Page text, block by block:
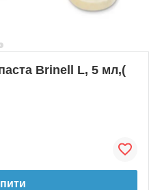
Brinell L, 5 мл,(